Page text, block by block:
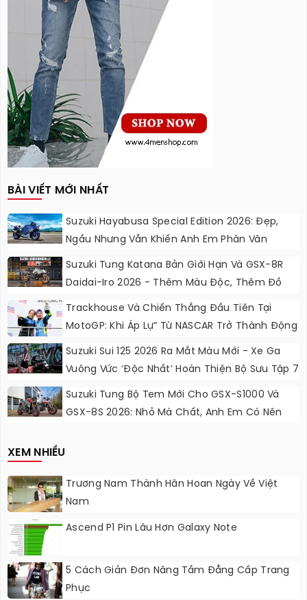
BÀI VIẾT MỚI NHẤT
Suzuki Hayabusa Special Edition 2026: Đẹp,
Ngầu Nhưng Vẫn Khiến Anh Em Phân Vân
Suzuki Tung Katana Bản Giới Hạn Và GSX-8R
Daidai-Iro 2026 - Thêm Màu Độc, Thêm Đồ
Chơi, Thêm Cá Tính
Trackhouse Và Chiến Thắng Đầu Tiên Tại
MotoGP: Khi Áp Lự” Từ NASCAR Trở Thành Động
Lực Ngọt Ngào
Suzuki Sui 125 2026 Ra Mắt Màu Mới - Xe Ga
Vuông Vức ‘độc Nhất’ Hoàn Thiện Bộ Sưu Tập 7
Sắc Cầu Vồng
Suzuki Tung Bộ Tem Mới Cho GSX-S1000 Và
GSX-8S 2026: Nhỏ Mà Chất, Anh Em Có Nên
XEM NHIỀU
Trương Nam Thành Hân Hoan Ngày Về Việt
Nam
Ascend P1 Pin Lâu Hơn Galaxy Note
5 Cách Giản Đơn Nâng Tầm Đẳng Cấp Trang
Phục